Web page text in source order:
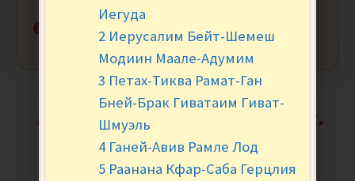
Нет в наличии
Иегуда
2 Иерусалим Бейт-Шемеш
Модиин Маале-Адумим
3 Петах-Тиква Рамат-Ган
Бней-Брак Гиватаим Гиват-
Шмуэль
4 Ганей-Авив Рамле Лод
5 Раанана Кфар-Саба Герцлия